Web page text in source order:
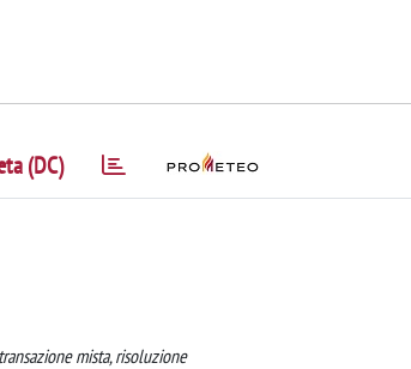
(DC)
mista, risoluzione